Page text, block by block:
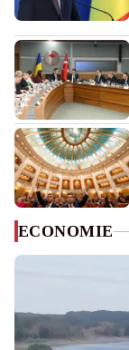
ECONOMIE